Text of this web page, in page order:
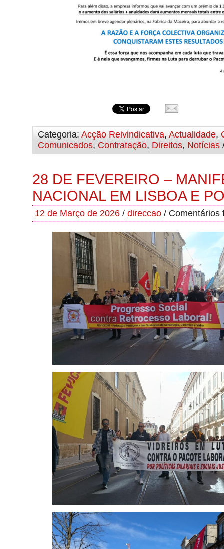
Categoria: Acção Reivindicativa, Actualidade,
Comunicados, Contratação, Direitos, Notícias
28 DE FEVEREIRO –
NACIONAL EM LISBOA E
12 de Março de 2026 / direccao / Comentários